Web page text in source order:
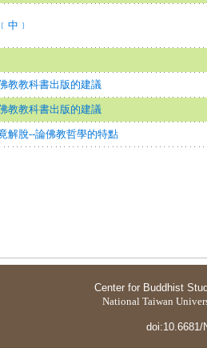
中﹞
教教科書出版的建議
教教科書出版的建議
解脫--論佛教哲學的特點
Center for Buddhist
National Taiwan
doi:10.6681/